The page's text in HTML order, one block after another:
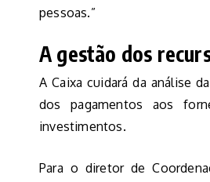
pessoas.”
A gestão dos
A Caixa cuidará da análise
dos pagamentos aos
investimentos.
Para o diretor de